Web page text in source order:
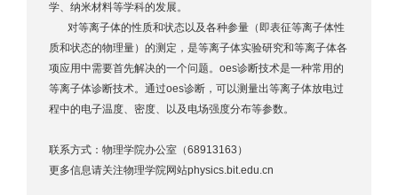
学、纳米材料等学科的发展。
对等离子体的性质和状态以及各种参量（即表征等离子体性
质和状态的物理量）的测定，是等离子体实验研究和等离子体各
项应用中需要首先解决的一个问题。oes诊断技术是一种常用的
等离子体诊断技术。通过oes诊断，可以测量出等离子体放电过
程中的电子温度、密度、以及电场强度分布等参数。
联系方式：物理学院办公室（68913163）
更多信息请关注物理学院网站physics.bit.edu.cn